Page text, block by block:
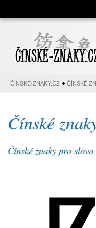
Čínské znaky, česko-
slovník, abeceda,
tetování
ČÍNSKÉ-ZNAKY.CZ ČÍNSKÉ
Čínské
Čínské znaky pro